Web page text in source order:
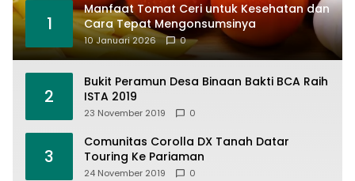
1
Manfaat Tomat Ceri untuk Kesehatan dan
Cara Tepat Mengonsumsinya
10 Januari 2026 0
2
Bukit Peramun Desa Binaan Bakti BCA Raih
ISTA 2019
23 November 2019 0
3
Comunitas Corolla DX Tanah Datar
Touring Ke Pariaman
24 November 2019 0